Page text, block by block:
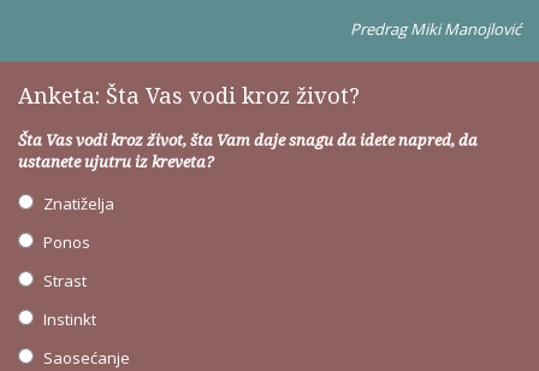
Predrag Miki Manojlović
Anketa: Šta Vas vodi kroz život?
Šta Vas vodi kroz život, šta Vam daje snagu da idete napred, da
ustanete ujutru iz kreveta?
Znatiželja
Ponos
Strast
Instinkt
Saosećanje